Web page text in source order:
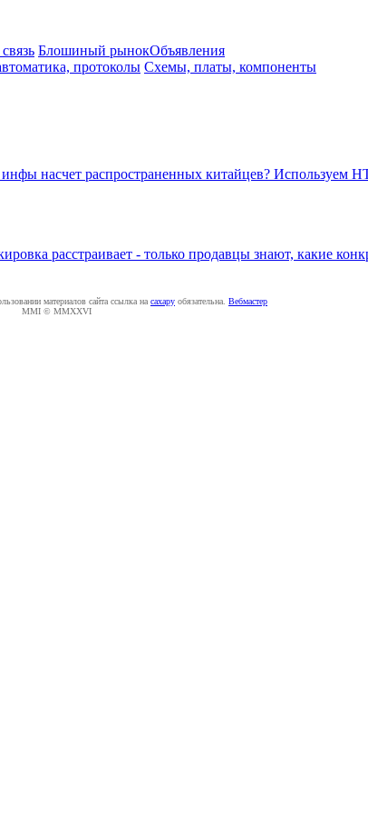
Блошиный рынокОбъявления
протоколы Схемы, платы, компоненты
насчет распространенных китайцев? Используем
расстраивает - только продавцы знают, какие
материалов сайта ссылка на caxapу обязательна. Вебмастер
MMI © MMXXVI